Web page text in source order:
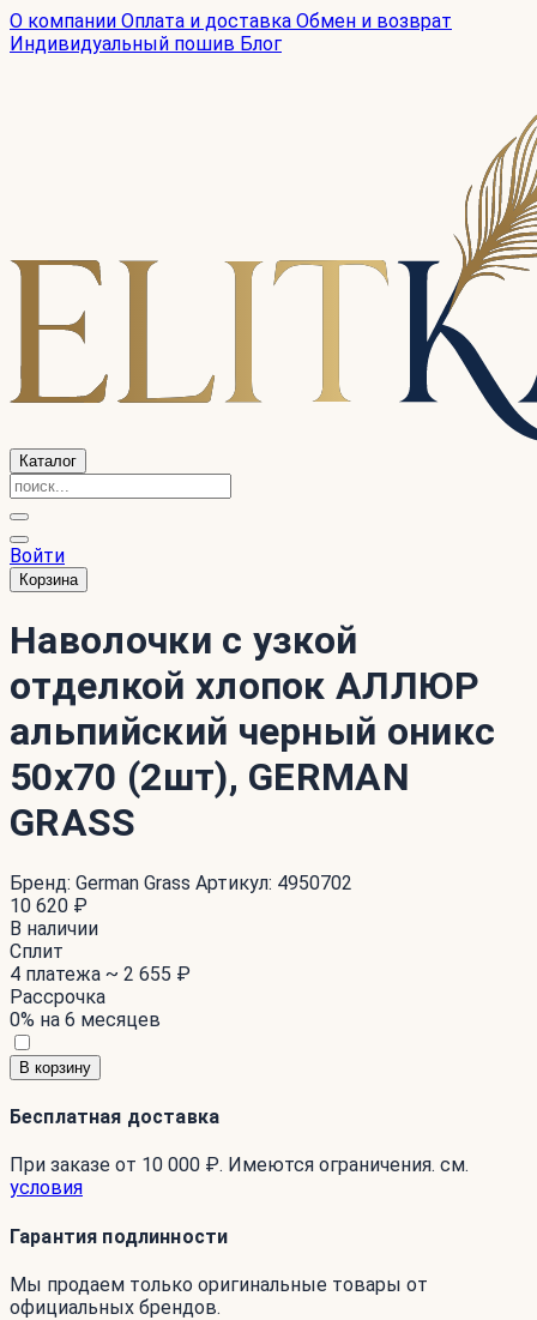
О компании Оплата и доставка Обмен и возврат
Индивидуальный пошив Блог
Каталог
Войти
Корзина
Наволочки с узкой
отделкой хлопок АЛЛЮР
альпийский черный оникс
50x70 (2шт), GERMAN
GRASS
Бренд: German Grass Артикул: 4950702
10 620 ₽
В наличии
Сплит
4 платежа ~ 2 655 ₽
Рассрочка
0% на 6 месяцев
В корзину
Бесплатная доставка
При заказе от 10 000 ₽. Имеются ограничения. см.
условия
Гарантия подлинности
Мы продаем только оригинальные товары от
официальных брендов.